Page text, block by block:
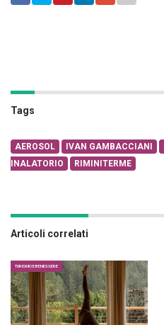
Tags
AEROSOL IVAN GAMBACCIANI
INALATORIO
RIMINITERME
Articoli correlati
TURISMO E BENESSERE